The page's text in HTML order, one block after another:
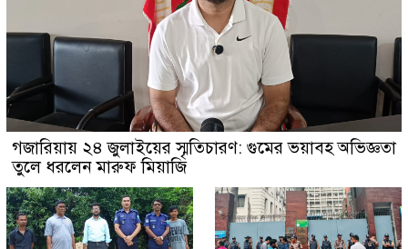
গজারিয়ায় ২৪ জুলাইয়ের স্মৃতিচারণ: গুমের ভয়াবহ অভিজ্ঞতা
তুলে ধরলেন মারুফ মিয়াজি